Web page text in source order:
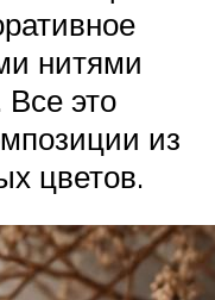
нитями
это
из
цветов.